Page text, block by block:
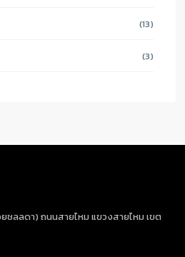
(13)
(3)
ชลลดา) ถนนสายไหม แขวงสายไหม เขต